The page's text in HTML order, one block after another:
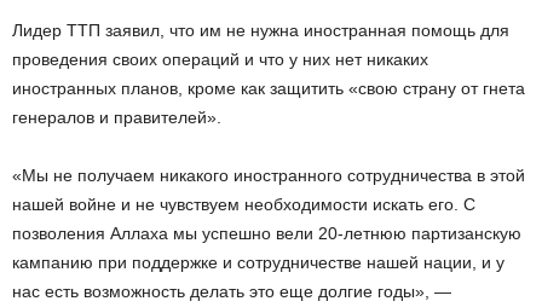
Лидер ТТП заявил, что им не нужна иностранная помощь для
проведения своих операций и что у них нет никаких
иностранных планов, кроме как защитить «свою страну от гнета
генералов и правителей».
«Мы не получаем никакого иностранного сотрудничества в этой
нашей войне и не чувствуем необходимости искать его. С
позволения Аллаха мы успешно вели 20-летнюю партизанскую
кампанию при поддержке и сотрудничестве нашей нации, и у
нас есть возможность делать это еще долгие годы», —